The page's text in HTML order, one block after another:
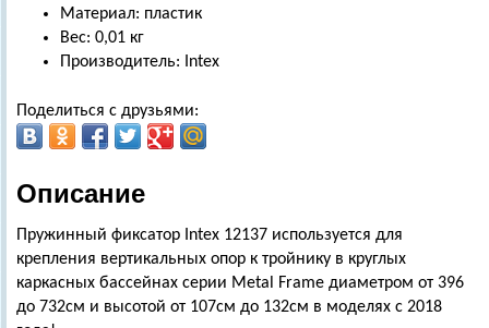
Материал: пластик
Вес: 0,01 кг
Производитель: Intex
Поделиться с друзьями:
Описание
Пружинный фиксатор Intex 12137 используется для
крепления вертикальных опор к тройнику в круглых
каркасных бассейнах серии Metal Frame диаметром от 396
до 732см и высотой от 107см до 132см в моделях с 2018